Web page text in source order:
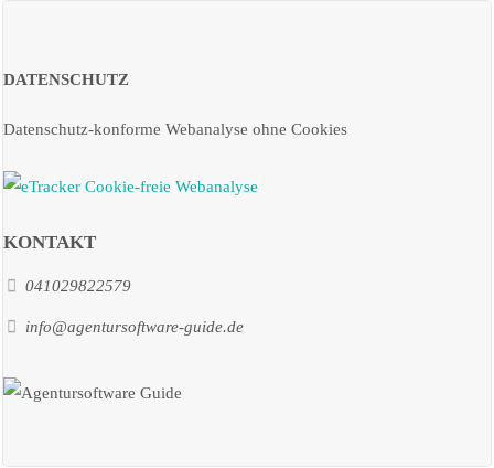
DATENSCHUTZ
Datenschutz-konforme Webanalyse ohne Cookies
KONTAKT
041029822579
info@agentursoftware-guide.de